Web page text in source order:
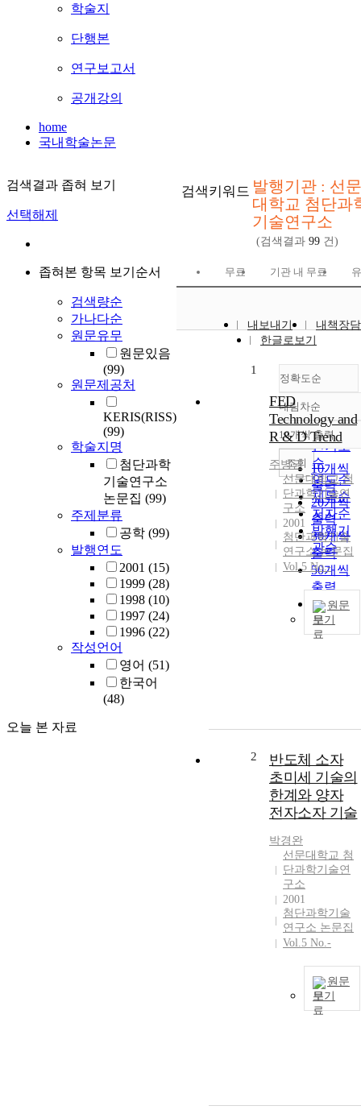
학술지
단행본
연구보고서
공개강의
home
국내학술논문
검색결과 좁혀 보기
선택해제
좁혀본 항목 보기순서
검색량순
가나다순
원문유무
원문있음
(99)
원문제공처
KERIS(RISS)
(99)
학술지명
첨단과학
기술연구소
논문집 (99)
주제분류
공학 (99)
발행연도
2001 (15)
1999 (28)
1998 (10)
1997 (24)
1996 (22)
작성언어
영어 (51)
한국어
(48)
오늘 본 자료
검색키워드 발행기관 : 선문
대학교 첨단과
기술연구소
(검색결과 99 건)
무료 기관 내 무료
내보내기
내책장
한글로보기
정확도순
정확도
순
인기도
순
연도순
제목순
저자순
발행기
관순
내림차순
내림차
10개씩 출력
10개씩
출력
20개씩
출력
30개씩
출력
50개씩
출력
100개씩
출력
조회
1
FED
Technology and
R & D Trend
주병권
선문대학교 첨
단과학기술연
구소
2001
첨단과학기술
연구소 논문집
Vol.5 No.-
원문
보기
2
반도체 소자
초미세 기술의
한계와 양자
전자소자 기술
박경완
선문대학교 첨
단과학기술연
구소
2001
첨단과학기술
연구소 논문집
Vol.5 No.-
원문
보기